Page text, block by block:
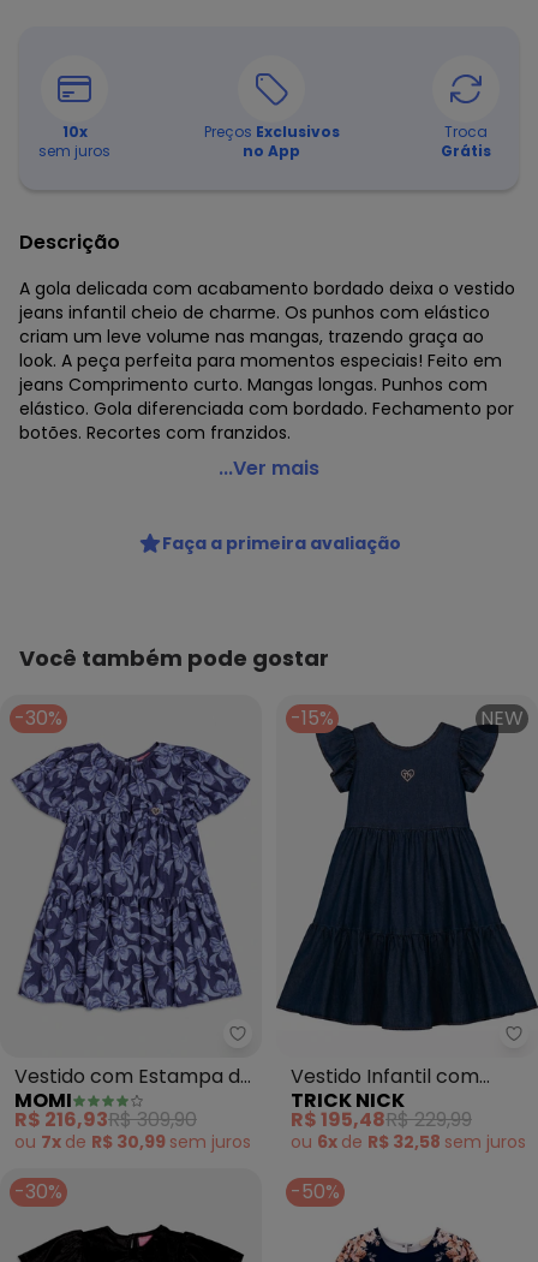
10x
sem juros
Preços Exclusivos
no App
Troca
Grátis
Descrição
A gola delicada com acabamento bordado deixa o vestido
jeans infantil cheio de charme. Os punhos com elástico
criam um leve volume nas mangas, trazendo graça ao
look. A peça perfeita para momentos especiais! Feito em
jeans Comprimento curto. Mangas longas. Punhos com
elástico. Gola diferenciada com bordado. Fechamento por
botões. Recortes com franzidos.
Alakazoo - Vestido Jeans Curto com Manga Longa Azul
Fornecedor: LUNELLI COMERCIO DO VESTUARIO LTDA / CNPJ
75.552.133/0001-70
sombra; Não passar; Não limpar a seco; Limpeza a úmido
profissional; Processo suave;
Tecido: Algodão
Composição: 100% Algodão.
Histórico de preços
O preço apresentado abaixo é o menor oferecido em
algum dia do mês, para o menor tamanho disponível.
agosto/2026
R$ 279,9
julho/2026 N/D*
junho/2026 R$ 279,9
maio/2026 N/D*
abril/2026 N/D*
março/2026
fevereiro/2026
...Ver mais
Faça a primeira avaliação
Você também pode gostar
-30%
Momi - Vestido com Estampa
Vestido com Estampa de
Laços Azuis (Marinho)
MOMI
R$ 216,93R$ 309,90
ou 7x de R$ 30,99 sem juros
-15% NEW
Vestido Infantil com
Babados (Azul)
TRICK NICK
R$ 195,48R$ 229,99
ou 6x de R$ 32,58 sem juros
-30% -50%